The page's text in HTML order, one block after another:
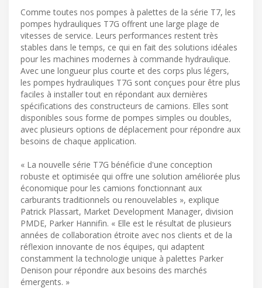
Comme toutes nos pompes à palettes de la série T7, les
pompes hydrauliques T7G offrent une large plage de
vitesses de service. Leurs performances restent très
stables dans le temps, ce qui en fait des solutions idéales
pour les machines modernes à commande hydraulique.
Avec une longueur plus courte et des corps plus légers,
les pompes hydrauliques T7G sont conçues pour être plus
faciles à installer tout en répondant aux dernières
spécifications des constructeurs de camions. Elles sont
disponibles sous forme de pompes simples ou doubles,
avec plusieurs options de déplacement pour répondre aux
besoins de chaque application.
« La nouvelle série T7G bénéficie d'une conception
robuste et optimisée qui offre une solution améliorée plus
économique pour les camions fonctionnant aux
carburants traditionnels ou renouvelables », explique
Patrick Plassart, Market Development Manager, division
PMDE, Parker Hannifin. « Elle est le résultat de plusieurs
années de collaboration étroite avec nos clients et de la
réflexion innovante de nos équipes, qui adaptent
constamment la technologie unique à palettes Parker
Denison pour répondre aux besoins des marchés
émergents. »